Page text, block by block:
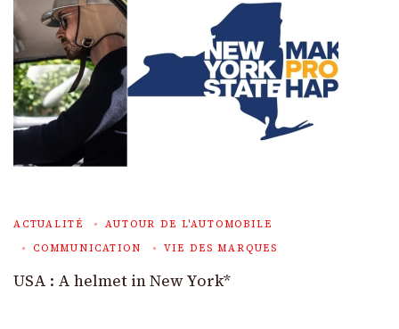
ACTUALITÉ
AUTOUR DE L'AUTOMOBILE
COMMUNICATION
VIE DES MARQUES
USA : A helmet in New York*